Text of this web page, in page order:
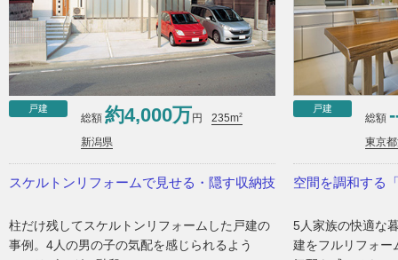
戸建
総額 約4,000万円 235m2
新潟県
スケルトンリフォームで見せる・隠す収納技
柱だけ残してスケルトンリフォームした戸建の
事例。4人の男の子の気配を感じられるよう
戸建
総額
東京
空間を調和する
5人家族の快適な
建をフルリフォー